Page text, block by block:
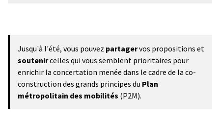
Jusqu'à l'été, vous pouvez partagervos propositions et
soutenircelles qui vous semblent prioritaires pour
enrichir la concertation menée dans le cadre de la co-
construction des grands principes du Plan
métropolitain des mobilités (P2M).